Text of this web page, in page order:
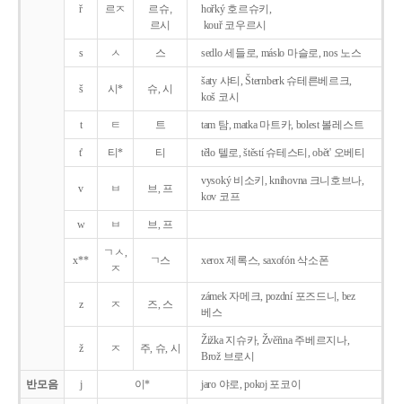
ř 르ㅈ
르슈,
르시
hořký 호르슈키,
kouř 코우르시
s ㅅ 스 sedlo 세들로, máslo 마슬로, nos 노스
š 시* 슈, 시
šaty 샤티, Šternberk 슈테른베르크,
koš 코시
t ㅌ 트 tam 탐, matka 마트카, bolest 볼레스트
t' 티* 티 tělo 텔로, štěstí 슈테스티, obět' 오베티
v ㅂ 브, 프
vysoký 비소키, knihovna 크니호브나,
kov 코프
w ㅂ 브, 프
x**
ㄱㅅ,
ㅈ
ㄱ스 xerox 제록스, saxofón 삭소폰
z ㅈ 즈, 스
zámek 자메크, pozdní 포즈드니, bez
베스
ž ㅈ 주, 슈, 시
Žižka 지슈카, Žvěřina 주베르지나,
Brož 브로시
반모음 j 이* jaro 야로, pokoj 포코이